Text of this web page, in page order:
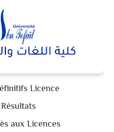
Licence
Résultats
aux Licences